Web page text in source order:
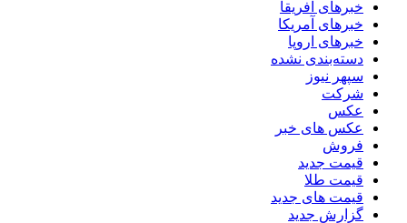
خبرهای آفریقا
خبرهای آمریکا
خبرهای اروپا
دسته‌بندی نشده
سپهر نیوز
شرکت
عکس
عکس های خبر
فروش
قیمت جدید
قیمت طلا
قیمت های جدید
گزارش جدید